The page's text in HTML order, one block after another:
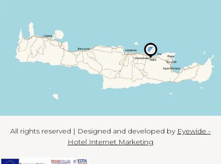
All rights reserved | Designed and developed by Eyewide -
Hotel Internet Marketing